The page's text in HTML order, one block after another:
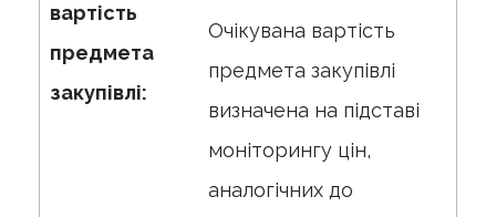
вартість
предмета
закупівлі:
Очікувана вартість
предмета закупівлі
визначена на підставі
моніторингу цін,
аналогічних до